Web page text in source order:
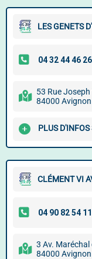
LES GENETS
53 Rue Joseph
84000 Avignon
PLUS
CLÉMENT VI
3 Av.
84000 Avignon